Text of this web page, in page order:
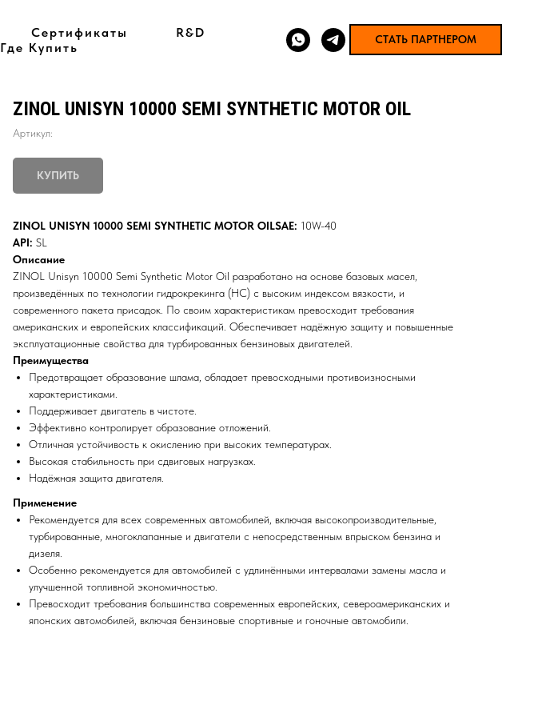
Сертификаты
R&D
Где Купить
СТАТЬ ПАРТНЕРОМ
ZINOL UNISYN 10000 SEMI SYNTHETIC MOTOR OIL
Артикул:
КУПИТЬ
ZINOL UNISYN 10000 SEMI SYNTHETIC MOTOR OILSAE: 10W-40
API: SL
Описание
ZINOL Unisyn 10000 Semi Synthetic Motor Oil разработано на основе базовых масел,
произведённых по технологии гидрокрекинга (HC) с высоким индексом вязкости, и
современного пакета присадок. По своим характеристикам превосходит требования
американских и европейских классификаций. Обеспечивает надёжную защиту и повышенные
эксплуатационные свойства для турбированных бензиновых двигателей.
Преимущества
Предотвращает образование шлама, обладает превосходными противоизносными
характеристиками.
Поддерживает двигатель в чистоте.
Эффективно контролирует образование отложений.
Отличная устойчивость к окислению при высоких температурах.
Высокая стабильность при сдвиговых нагрузках.
Надёжная защита двигателя.
Применение
Рекомендуется для всех современных автомобилей, включая высокопроизводительные,
турбированные, многоклапанные и двигатели с непосредственным впрыском бензина и
дизеля.
Особенно рекомендуется для автомобилей с удлинёнными интервалами замены масла и
улучшенной топливной экономичностью.
Превосходит требования большинства современных европейских, североамериканских и
японских автомобилей, включая бензиновые спортивные и гоночные автомобили.